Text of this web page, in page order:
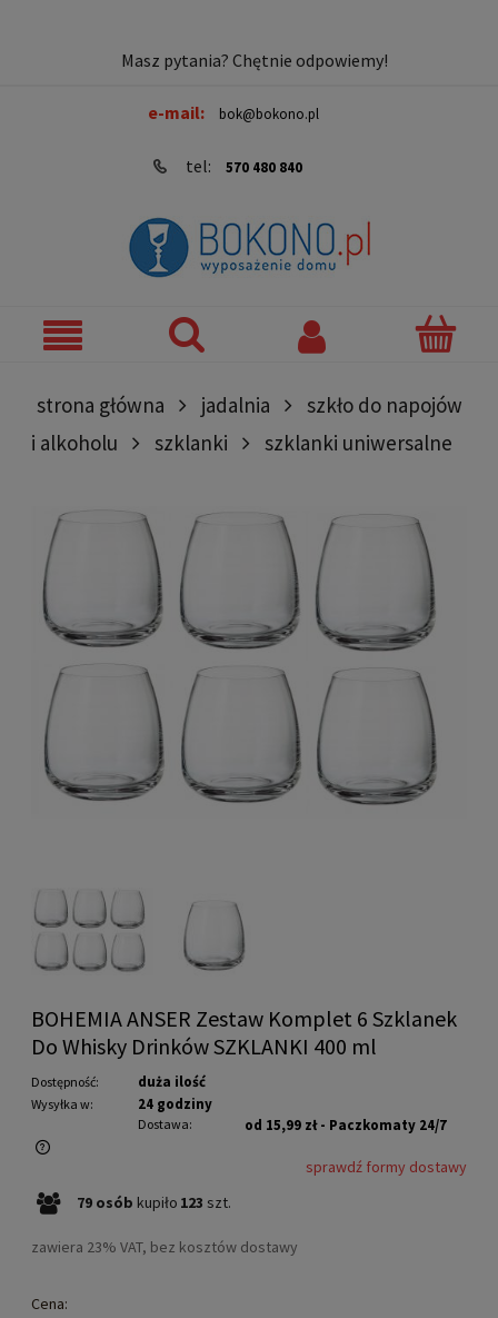
Masz pytania? Chętnie odpowiemy!
e-mail: bok@bokono.pl
tel: 570 480 840
strona główna jadalnia
szkło do napojów
i alkoholu
szklanki szklanki uniwersalne
BOHEMIA ANSER Zestaw Komplet 6 Szklanek
Do Whisky Drinków SZKLANKI 400 ml
Dostępność: duża ilość
Wysyłka w: 24 godziny
Dostawa: od 15,99 zł - Paczkomaty 24/7
Cena nie zawiera ewentualnych kosztów płatności
sprawdź formy dostawy
79 osób kupiło 123 szt.
zawiera 23% VAT, bez kosztów dostawy
Cena: